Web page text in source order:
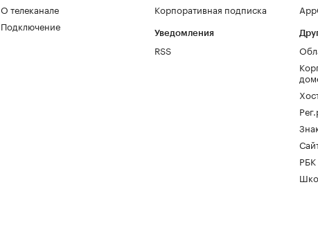
О телеканале
Подключение
Корпоративная подписка
Уведомления
RSS